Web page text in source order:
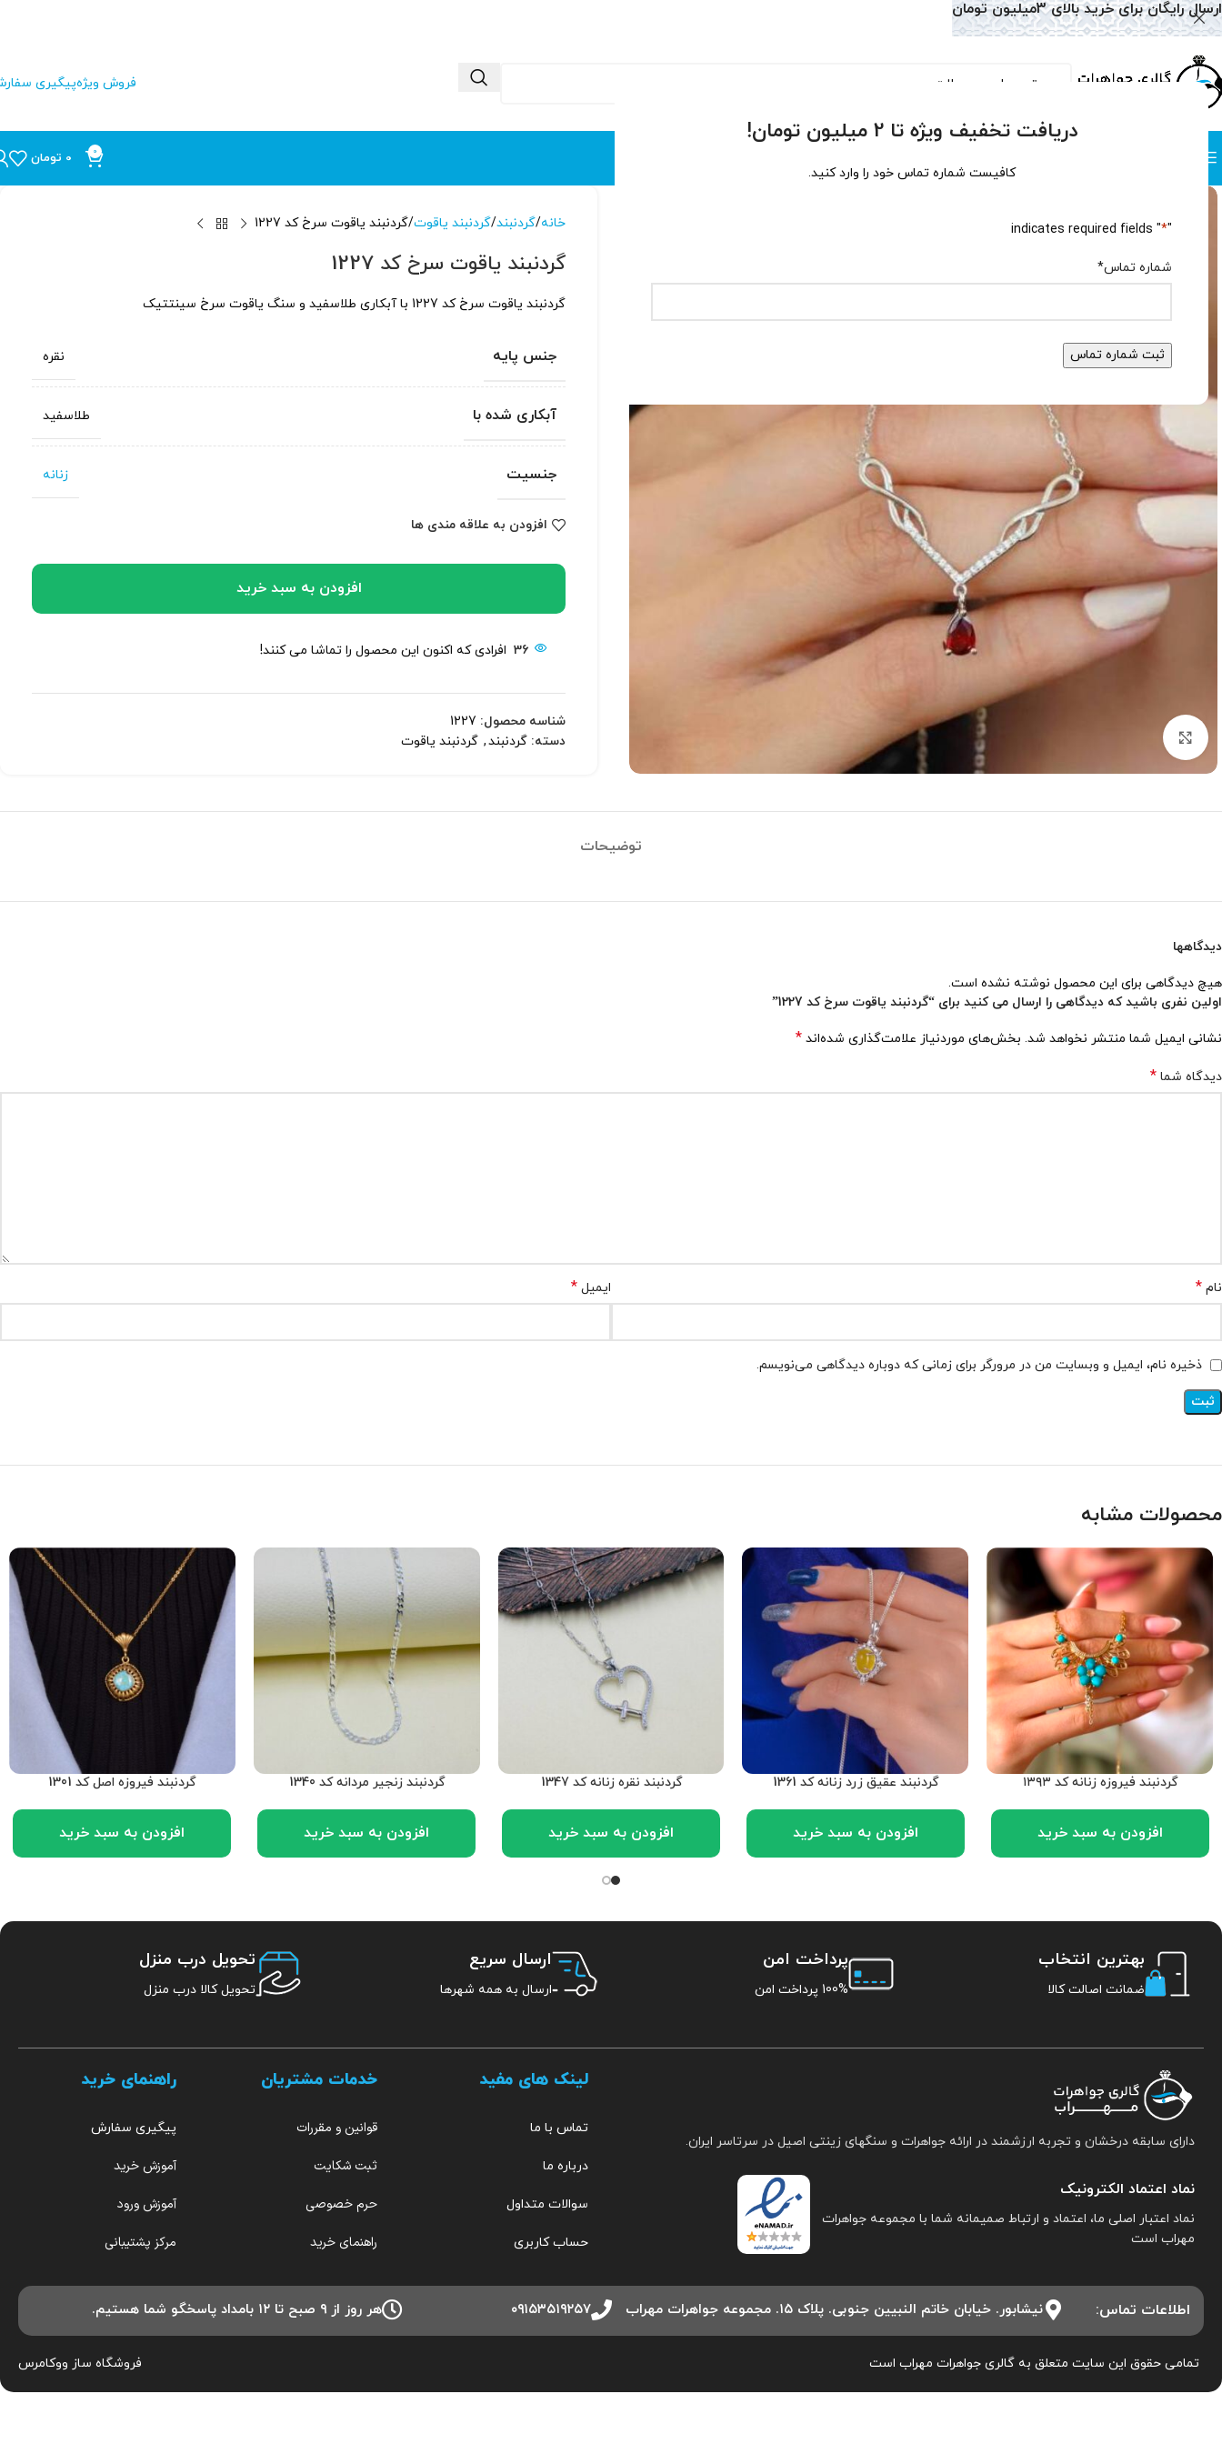
دریافت تخفیف ویژه تا 2 میلیون تومان!
کافیست شماره تماس خود را وارد کنید.
"
*
" indicates required fields
شماره تماس*
فروش ویژهپیگیری
0
0 تومان
خانه گردنبند گردنبند یاقوت گردنبند یاقوت سرخ کد 1227
گردنبند یاقوت سرخ کد 1227
گردنبند یاقوت سرخ کد 1227 با آبکاری طلاسفید و سنگ یاقوت سرخ سینتتیک
جنس پایه نقره
آبکاری شده با طلاسفید
جنسیت زنانه
افزودن به علاقه مندی ها
افزودن به سبد خرید
36 افرادی که اکنون این محصول را تماشا می کنند!
شناسه محصول: 1227
دسته: گردنبند, گردنبند یاقوت
توضیحات
دیدگاهها
هیچ دیدگاهی برای این محصول نوشته نشده است.
اولین نفری باشید که دیدگاهی را ارسال می کنید برای “گردنبند یاقوت سرخ کد 1227”
نشانی ایمیل شما منتشر نخواهد شد. بخش‌های موردنیاز علامت‌گذاری شده‌اند *
دیدگاه شما *
نام * ایمیل *
ذخیره نام، ایمیل و وبسایت من در مرورگر برای زمانی که دوباره دیدگاهی می‌نویسم.
محصولات مشابه
گردنبند فیروزه زنانه کد ۱۳۹۳
افزودن به سبد خرید
گردنبند عقیق زرد زنانه کد 1361
افزودن به سبد خرید
گردنبند نقره زنانه کد 1347
افزودن به سبد خرید
گردنبند زنجیر مردانه کد 1340
افزودن به سبد خرید
گردنبند فیروزه اصل کد 1301
افزودن به سبد خرید
بهترین انتخاب
ضمانت اصالت کالا
پرداخت امن
100% پرداخت امن
ارسال سریع
ارسال به همه شهرها
تحویل درب منزل
تحویل کالا درب منزل
دارای سابقه درخشان و تجربه ارزشمند در ارائه جواهرات و سنگهای زینتی اصیل در سرتاسر ایران.
نماد اعتماد الکترونیک
نماد اعتبار اصلی ما، اعتماد و ارتباط صمیمانه شما با مجموعه جواهرات
مهراب است
لینک های مفید
تماس با ما
درباره ما
سوالات متداول
حساب کاربری
خدمات مشتریان
قوانین و مقررات
ثبت شکایت
حرم خصوصی
راهنمای خرید
راهنمای خرید
پیگیری سفارش
آموزش خرید
آموزش ورود
مرکز پشتیبانی
اطلاعات تماس: نیشابور. خیابان خاتم النبیین جنوبی. پلاک ۱۵. مجموعه جواهرات مهراب ۰۹۱۵۳۵۱۹۲۵۷ هر روز از ۹ صبح تا ۱۲ بامداد پاسخگو شما هستیم.
تمامی حقوق این سایت متعلق به گالری جواهرات مهراب است فروشگاه ساز ووکامرس
ارسال رایگان برای خرید بالای 3میلیون تومان